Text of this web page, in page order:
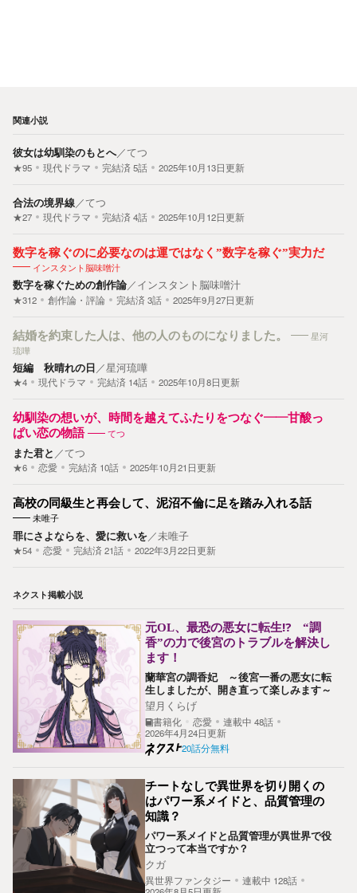
関連小説
彼女は幼馴染のもとへ／てつ
★95 現代ドラマ 完結済5話 2025年10月13日更新
合法の境界線／てつ
★27 現代ドラマ 完結済4話 2025年10月12日更新
数字を稼ぐのに必要なのは運ではなく”数字を稼ぐ”実力だ
インスタント脳味噌汁
数字を稼ぐための創作論／インスタント脳味噌汁
★312 創作論・評論 完結済3話 2025年9月27日更新
結婚を約束した人は、他の人のものになりました。
星河
琉嘩
短編 秋晴れの日／星河琉嘩
★4 現代ドラマ 完結済 14話 2025年10月8日更新
幼馴染の想いが、時間を越えてふたりをつなぐ――甘酸っ
ぱい恋の物語
てつ
また君と ／てつ
★6 恋愛 完結済 10話 2025年10月21日更新
高校の同級生と再会して、泥沼不倫に足を踏み入れる話
未唯子
罪にさよならを、愛に救いを／未唯子
★54 恋愛 完結済21話 2022年3月22日更新
ネクスト掲載小説
元OL、最恐の悪女に転生⁉ “調
香”の力で後宮のトラブルを解決し
ます！
蘭華宮の調香妃 ～後宮一番の悪女に転
生しましたが、開き直って楽しみます～
望月くらげ
書籍化 恋愛 連載中 48話
2026年4月24日更新
20話分無料
チートなしで異世界を切り開くの
はパワー系メイドと、品質管理の
知識？
パワー系メイドと品質管理が異世界で役
立つって本当ですか？
クガ
異世界ファンタジー 連載中 128話